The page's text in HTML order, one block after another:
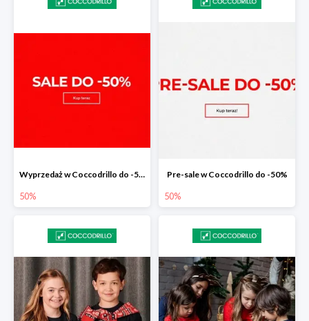
Wyprzedaż w Coccodrillo do -50%
50%
Pre-sale w Coccodrillo do -50%
50%